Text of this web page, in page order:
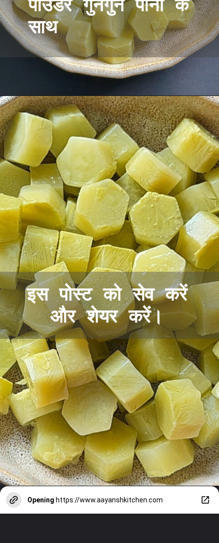
साथ
इस पोस्ट को सेव करें
और शेयर करें।
Opening https://www.aayanshkitchen.com